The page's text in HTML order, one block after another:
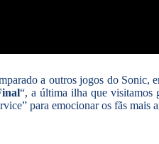
a outros jogos do
“, a última ilha que visitamos
para emocionar os fãs mais